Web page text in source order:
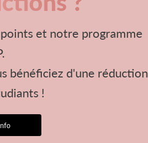
et notre programme
bénéficiez d'une réduction
!